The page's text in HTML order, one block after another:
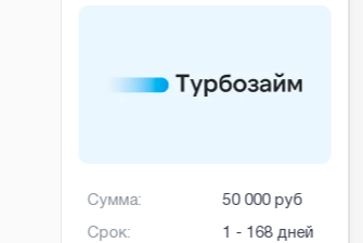
Сумма:
Срок:
50 000 руб
1 - 168 дней